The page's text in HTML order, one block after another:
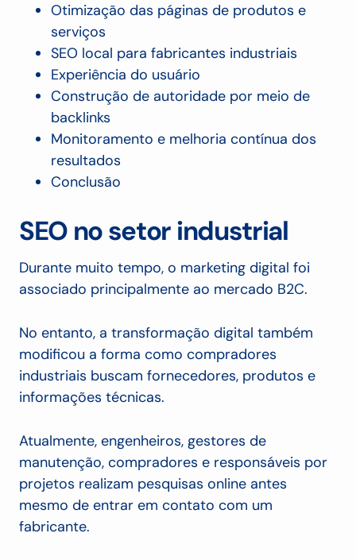
Otimização das páginas de produtos e
serviços
SEO local para fabricantes industriais
Experiência do usuário
Construção de autoridade por meio de
backlinks
Monitoramento e melhoria contínua dos
resultados
Conclusão
SEO no setor industrial
Durante muito tempo, o marketing digital foi
associado principalmente ao mercado B2C.
No entanto, a transformação digital também
modificou a forma como compradores
industriais buscam fornecedores, produtos e
informações técnicas.
Atualmente, engenheiros, gestores de
manutenção, compradores e responsáveis por
projetos realizam pesquisas online antes
mesmo de entrar em contato com um
fabricante.